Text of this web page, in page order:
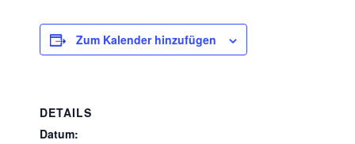
Zum Kalender hinzufügen
DETAILS
Datum: